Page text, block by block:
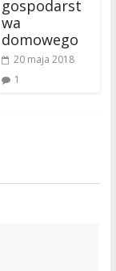
gospodarst
wa
domowego
20 maja 2018
1